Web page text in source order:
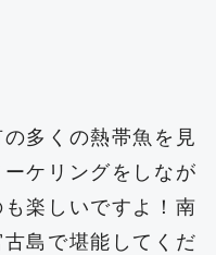
多くの熱帯魚を見
ケリングをしなが
楽しいですよ！南
島で堪能してくだ